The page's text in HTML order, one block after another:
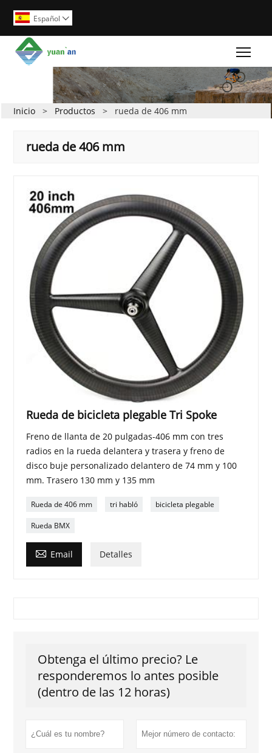
Español 
Inicio > Productos > rueda de 406 mm
rueda de 406 mm
Rueda de bicicleta plegable Tri Spoke
Freno de llanta de 20 pulgadas-406 mm con tres
radios en la rueda delantera y trasera y freno de
disco buje personalizado delantero de 74 mm y 100
mm. Trasero 130 mm y 135 mm
Rueda de 406 mm tri habló bicicleta plegable
Rueda BMX
 Email Detalles
Obtenga el último precio? Le
responderemos lo antes posible
(dentro de las 12 horas)